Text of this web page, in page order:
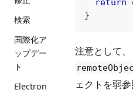
検索
国際化ア
ップデー
ト
Electron
}
注意として、
ェクトを弱